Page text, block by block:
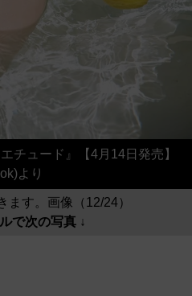
チュード』【4月14日発売】
より
ます。画像（12/24）
で次の写真 ↓